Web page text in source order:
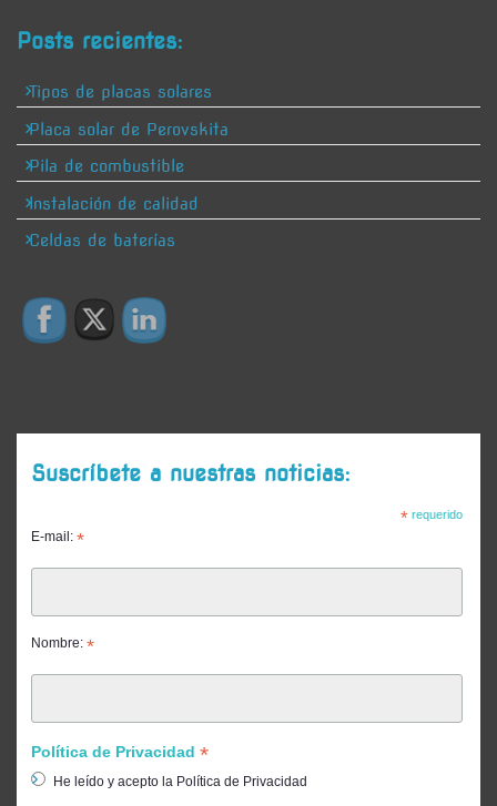
Posts recientes:
Tipos de placas solares
Placa solar de Perovskita
Pila de combustible
Instalación de calidad
Celdas de baterías
Suscríbete a nuestras noticias:
*requerido
E-mail: *
Nombre: *
Política de Privacidad *
He leído y acepto la Política de Privacidad